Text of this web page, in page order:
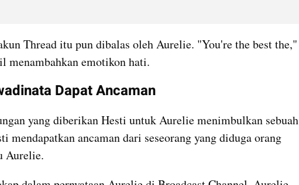
Thread itu pun dibalas oleh Aurelie. "You're the best the,"
menambahkan emotikon hati.
Dapat Ancaman
yang diberikan Hesti untuk Aurelie menimbulkan sebuah
mendapatkan ancaman dari seseorang yang diduga orang
Aurelie.